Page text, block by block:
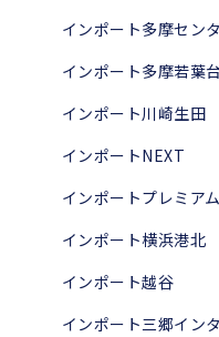
インポート多摩セン
インポート多摩若葉
インポート川崎生田
インポートNEXT
インポートプレミアム
インポート横浜港北
インポート越谷
インポート三郷イン